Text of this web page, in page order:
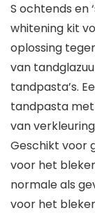
S ochtends en
whitening kit
oplossing
van
tandpasta’s.
tandpasta
van
Geschikt voor
voor het
normale als
voor het